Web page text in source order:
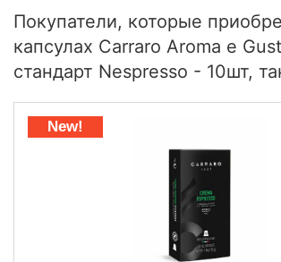
Покупатели, которые
капсулах Carraro Aroma e
стандарт Nespresso - 10шт,
New!